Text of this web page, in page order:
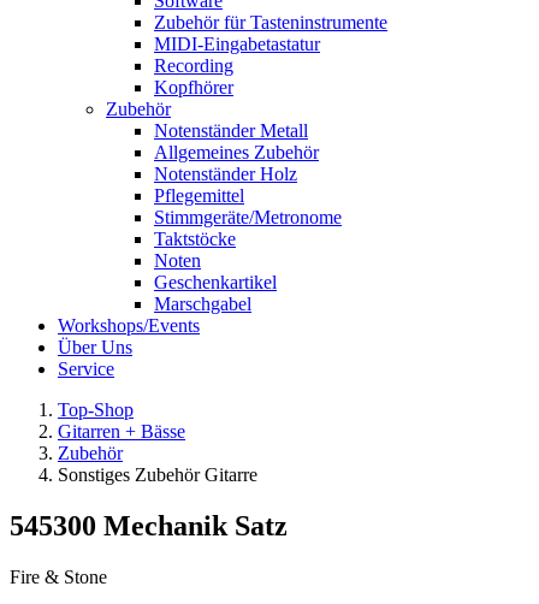
Zubehör für Tasteninstrumente
MIDI-Eingabetastatur
Recording
Kopfhörer
Zubehör
Notenständer Metall
Allgemeines Zubehör
Notenständer Holz
Pflegemittel
Stimmgeräte/Metronome
Taktstöcke
Noten
Geschenkartikel
Marschgabel
Workshops/Events
Über Uns
Service
Top-Shop
Gitarren + Bässe
Zubehör
Sonstiges Zubehör Gitarre
545300 Mechanik Satz
Fire & Stone